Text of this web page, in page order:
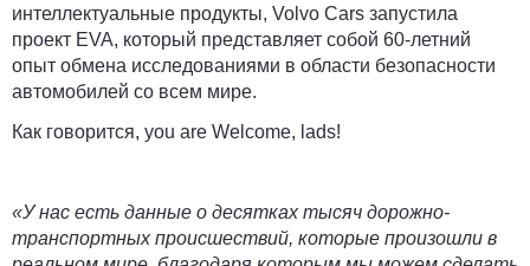
интеллектуальные продукты, Volvo Cars запустила
проект EVA, который представляет собой 60-летний
опыт обмена исследованиями в области безопасности
автомобилей со всем мире.
Как говорится, you are Welcome, lads!
«У нас есть данные о десятках тысяч дорожно-
транспортных происшествий, которые произошли в